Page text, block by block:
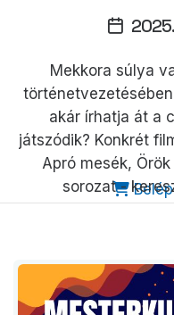
Mekkora súlya
akár írhatja át a
játszódik? Konkrét
Apró mesék,
sorozat -